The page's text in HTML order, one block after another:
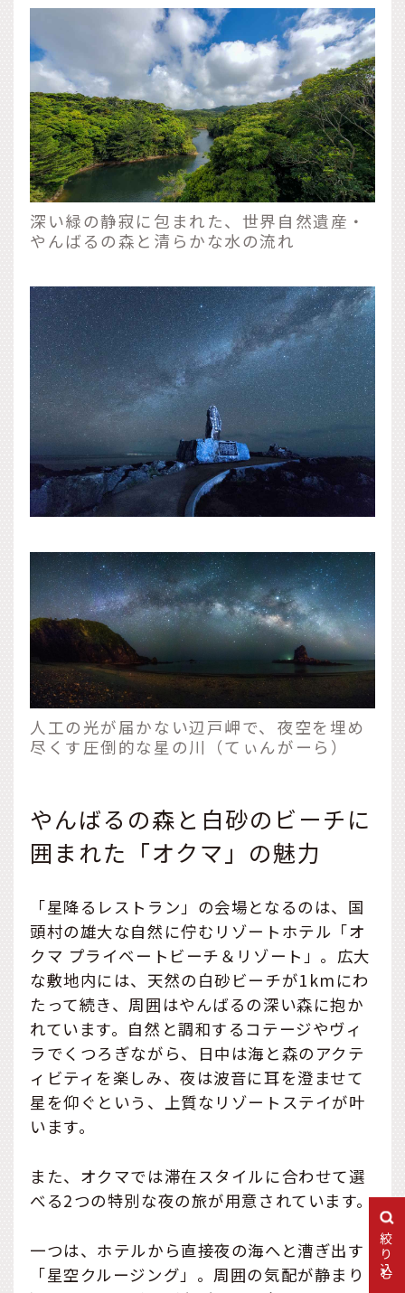
絞り込む
深い緑の静寂に包まれた、世界自然遺産・
やんばるの森と清らかな水の流れ
人工の光が届かない辺戸岬で、夜空を埋め
尽くす圧倒的な星の川（てぃんがーら）
やんばるの森と白砂のビーチに
囲まれた「オクマ」の魅力
「星降るレストラン」の会場となるのは、国
頭村の雄大な自然に佇むリゾートホテル「オ
クマ プライベートビーチ＆リゾート」。広大
な敷地内には、天然の白砂ビーチが1kmにわ
たって続き、周囲はやんばるの深い森に抱か
れています。自然と調和するコテージやヴィ
ラでくつろぎながら、日中は海と森のアクテ
ィビティを楽しみ、夜は波音に耳を澄ませて
星を仰ぐという、上質なリゾートステイが叶
います。
また、オクマでは滞在スタイルに合わせて選
べる2つの特別な夜の旅が用意されています。
一つは、ホテルから直接夜の海へと漕ぎ出す
「星空クルージング」。周囲の気配が静まり